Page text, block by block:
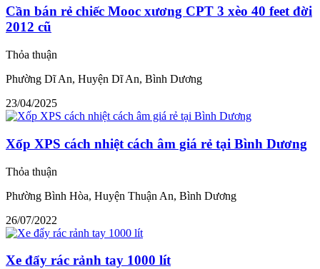
Cần bán rẻ chiếc Mooc xương CPT 3 xèo 40 feet đời
2012 cũ
Thỏa thuận
Phường Dĩ An, Huyện Dĩ An, Bình Dương
23/04/2025
Xốp XPS cách nhiệt cách âm giá rẻ tại Bình Dương
Thỏa thuận
Phường Bình Hòa, Huyện Thuận An, Bình Dương
26/07/2022
Xe đẩy rác rảnh tay 1000 lít